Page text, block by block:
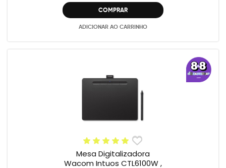
COMPRAR
ADICIONAR AO CARRINHO
Mesa Digitalizadora
Wacom Intuos CTL6100W ,